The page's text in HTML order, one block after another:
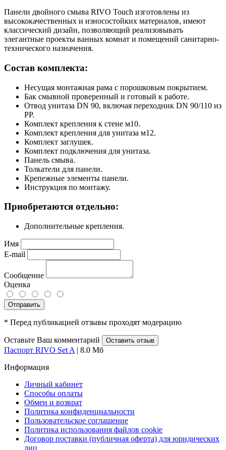
Панели двойного смыва RIVO Touch изготовлены из
высококачественных и износостойких материалов, имеют
классический дизайн, позволяющий реализовывать
элегантные проекты ванных комнат и помещений санитарно-
технического назначения.
Состав комплекта:
Несущая монтажная рама с порошковым покрытием.
Бак смывной проверенный и готовый к работе.
Отвод унитаза DN 90, включая переходник DN 90/110 из
PP.
Комплект крепления к стене м10.
Комплект крепления для унитаза м12.
Комплект заглушек.
Комплект подключения для унитаза.
Панель смыва.
Толкатели для панели.
Крепежные элементы панели.
Инструкция по монтажу.
Приобретаются отдельно:
Дополнительные крепления.
Имя
E-mail
Сообщение
Оценка
Отправить
* Перед публикацией отзывы проходят модерацию
Оставьте Ваш комментарий Оставить отзыв
Паспорт RIVO Set A | 8.0 Мб
Информация
Личный кабинет
Способы оплаты
Обмен и возврат
Политика конфиденциальности
Пользовательское соглашение
Политика использования файлов cookie
Договор поставки (публичная оферта) для юридических
лиц